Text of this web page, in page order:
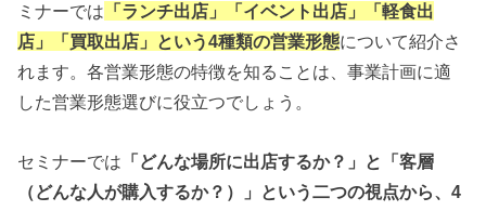
ミナーでは 「ランチ出店」「イベント出店」「軽食出
店」「買取出店」という4種類の営業形態について紹介さ
れます。各営業形態の特徴を知ることは、事業計画に適
した営業形態選びに役立つでしょう。
セミナーでは 「どんな場所に出店するか？」と「客層
（どんな人が購入するか？）」という二つの視点から、4